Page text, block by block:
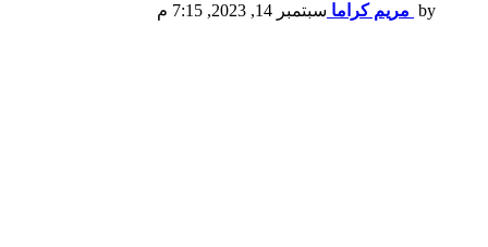
by مريم كراما سبتمبر 14, 2023, 7:15 م